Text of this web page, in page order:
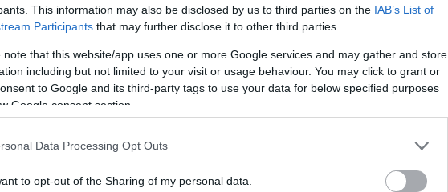
This information may also be disclosed by us to third parties on the IAB’s List of
Participants that may further disclose it to other third parties.
note that this website/app uses one or more Google services and may gather and store
including but not limited to your visit or usage behaviour. You may click to grant or
to Google and its third-party tags to use your data for below specified purposes
Google consent section.
Data Processing Opt Outs
to opt-out of the Sharing of my personal data.
api/trackback/id/2955013
Kommentek:
nem vállal, azokat nem ellenőrzi. Kifogás esetén forduljon a blog
Felhasználási feltételekben és az